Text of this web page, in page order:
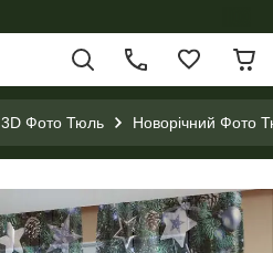
3D Фото Тюль Новорічний Фото